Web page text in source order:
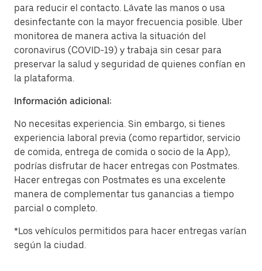
para reducir el contacto. Lávate las manos o usa
desinfectante con la mayor frecuencia posible. Uber
monitorea de manera activa la situación del
coronavirus (COVID-19) y trabaja sin cesar para
preservar la salud y seguridad de quienes confían en
la plataforma.
Información adicional:
No necesitas experiencia. Sin embargo, si tienes
experiencia laboral previa (como repartidor, servicio
de comida, entrega de comida o socio de la App),
podrías disfrutar de hacer entregas con Postmates.
Hacer entregas con Postmates es una excelente
manera de complementar tus ganancias a tiempo
parcial o completo.
*Los vehículos permitidos para hacer entregas varían
según la ciudad.